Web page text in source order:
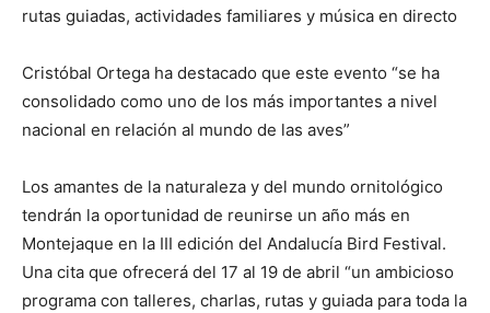
rutas guiadas, actividades familiares y música en directo
Cristóbal Ortega ha destacado que este evento “se ha
consolidado como uno de los más importantes a nivel
nacional en relación al mundo de las aves”
Los amantes de la naturaleza y del mundo ornitológico
tendrán la oportunidad de reunirse un año más en
Montejaque en la III edición del Andalucía Bird Festival.
Una cita que ofrecerá del 17 al 19 de abril “un ambicioso
programa con talleres, charlas, rutas y guiada para toda la